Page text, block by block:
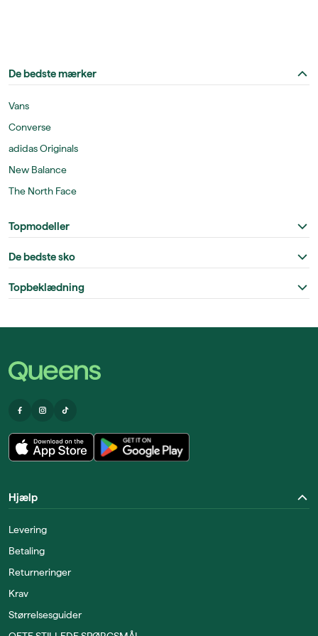
De bedste mærker
Vans
Converse
adidas Originals
New Balance
The North Face
Topmodeller
De bedste sko
Topbeklædning
Hjælp
Levering
Betaling
Returneringer
Krav
Størrelsesguider